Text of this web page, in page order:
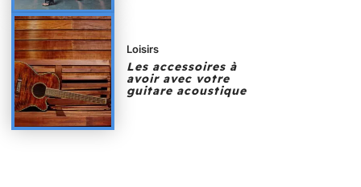
Loisirs
Les accessoires à
avoir avec votre
guitare acoustique